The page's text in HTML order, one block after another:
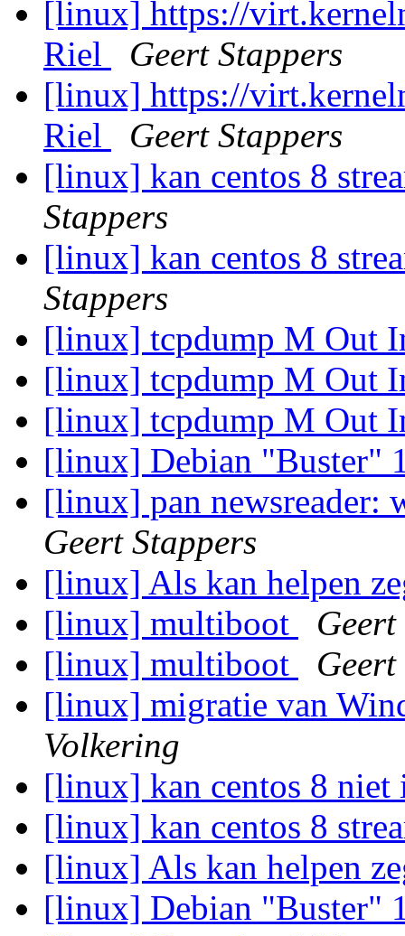
[linux] https://
Riel
Geert Stappers
[linux] https://
Riel
Geert Stappers
[linux] kan centos 8
Stappers
[linux] kan centos 8
Stappers
[linux] tcpdump M Out
[linux] tcpdump M Out
[linux] tcpdump M Out
[linux] Debian "Buster"
[linux] pan newsreader:
Geert Stappers
[linux] Als kan helpen
[linux] multiboot
[linux] multiboot
[linux] migratie van
Volkering
[linux] kan centos 8
[linux] kan centos 8
[linux] Als kan helpen
[linux] Debian "Buster"